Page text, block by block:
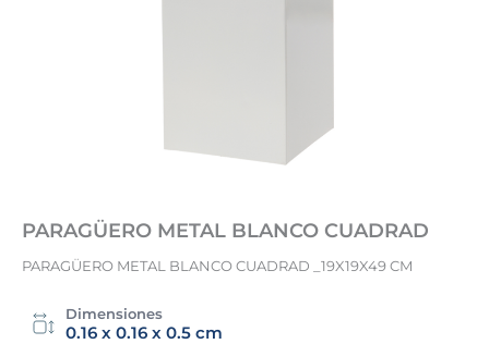
PARAGÜERO METAL BLANCO CUADRAD
PARAGÜERO METAL BLANCO CUADRAD _19X19X49 CM
Dimensiones
0.16 x 0.16 x 0.5 cm